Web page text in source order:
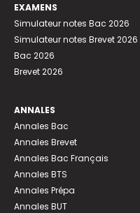
EXAMENS
Simulateur notes Bac 2026
Simulateur notes Brevet 2026
Bac 2026
Brevet 2026
ANNALES
Annales Bac
Annales Brevet
Annales Bac Français
Annales BTS
Annales Prépa
Annales BUT